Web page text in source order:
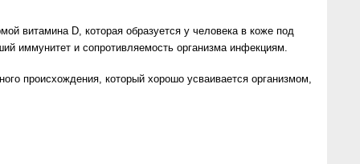
витамина D, которая образуется у человека в коже под
иммунитет и сопротивляемость организма инфекциям.
происхождения, который хорошо усваивается организмом,